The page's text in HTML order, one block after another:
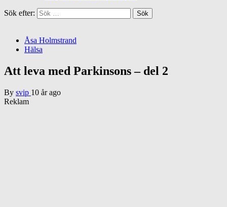
Sök efter:
Åsa Holmstrand
Hälsa
Att leva med Parkinsons – del 2
By svip 10 år ago
Reklam